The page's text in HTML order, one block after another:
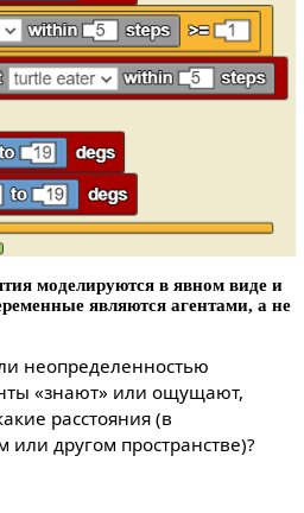
моделируются в явном виде и
являются агентами, а не
неопределенностью
«знают» или ощущают,
расстояния (в
или другом пространстве)?